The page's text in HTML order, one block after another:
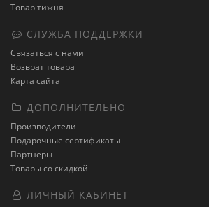
Товар тижня
СЛУЖБА ПОДДЕРЖКИ
Связаться с нами
Возврат товара
Карта сайта
ДОПОЛНИТЕЛЬНО
Производители
Подарочные сертификаты
Партнёры
Товары со скидкой
ЛИЧНЫЙ КАБИНЕТ